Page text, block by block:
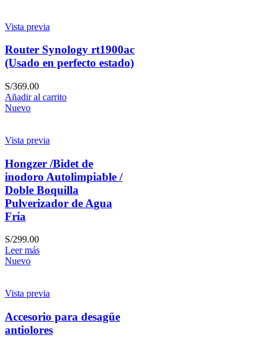
Vista previa
Router Synology rt1900ac
(Usado en perfecto estado)
S/369.00
Añadir al carrito
Nuevo
Vista previa
Hongzer /Bidet de
inodoro Autolimpiable /
Doble Boquilla
Pulverizador de Agua
Fría
S/299.00
Leer más
Nuevo
Vista previa
Accesorio para desagüe
antiolores